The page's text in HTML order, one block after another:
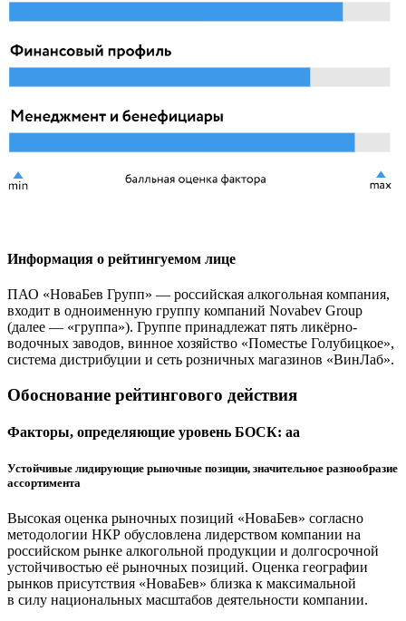
Информация о рейтингуемом лице
ПАО «НоваБев Групп» — российская алкогольная компания,
входит в одноименную группу компаний Novabev Group
(далее — «группа»). Группе принадлежат пять ликёрно-
водочных заводов, винное хозяйство «Поместье Голубицкое»,
система дистрибуции и сеть розничных магазинов «ВинЛаб».
Обоснование рейтингового действия
Факторы, определяющие уровень БОСК: aa
Устойчивые лидирующие рыночные позиции, значительное разнообразие
ассортимента
Высокая оценка рыночных позиций «НоваБев» согласно
методологии НКР обусловлена лидерством компании на
российском рынке алкогольной продукции и долгосрочной
устойчивостью её рыночных позиций. Оценка географии
рынков присутствия «НоваБев» близка к максимальной
в силу национальных масштабов деятельности компании.